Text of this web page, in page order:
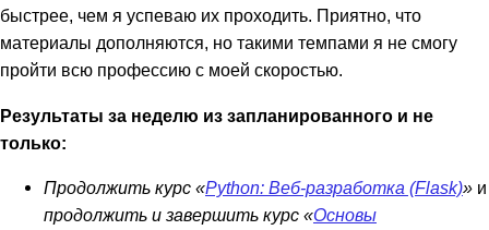
быстрее, чем я успеваю их проходить. Приятно, что
материалы дополняются, но такими темпами я не смогу
пройти всю профессию с моей скоростью.
Результаты за неделю из запланированного и не
только:
Продолжить курс «Python: Веб-разработка (Flask)» и
продолжить и завершить курс «Основы